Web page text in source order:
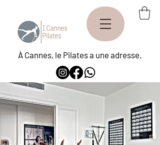
À Cannes, le Pilates a une adresse.